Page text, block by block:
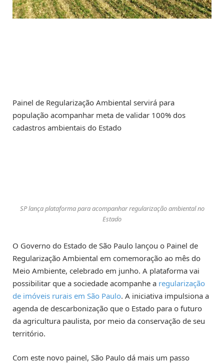
Painel de Regularização Ambiental servirá para
população acompanhar meta de validar 100% dos
cadastros ambientais do Estado
SP lança plataforma para acompanhar regularização ambiental no
Estado
O Governo do Estado de São Paulo lançou o Painel de
Regularização Ambiental em comemoração ao mês do
Meio Ambiente, celebrado em junho. A plataforma vai
possibilitar que a sociedade acompanhe a regularização
de imóveis rurais em São Paulo. A iniciativa impulsiona a
agenda de descarbonização que o Estado para o futuro
da agricultura paulista, por meio da conservação de seu
território.
Com este novo painel, São Paulo dá mais um passo